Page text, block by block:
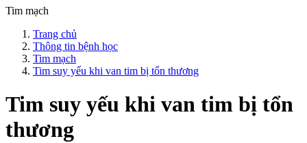
Tim mạch
Trang chủ
Thông tin bệnh học
Tim mạch
Tim suy yếu khi van tim bị tổn thương
Tim suy yếu khi van tim bị tổn
thương